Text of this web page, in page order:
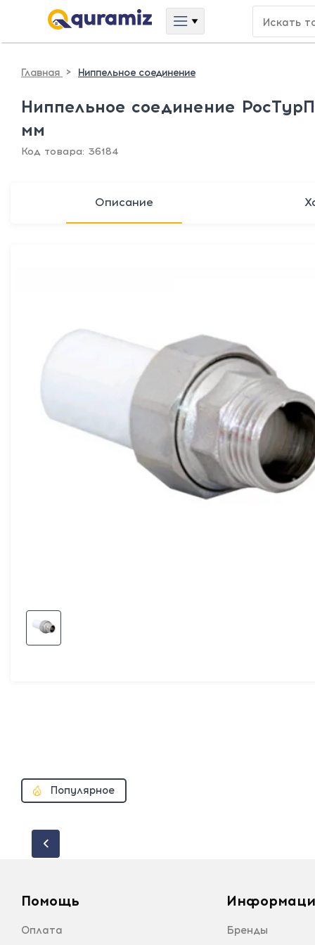
Главная > Ниппельное соединение
Ниппельное соединение
мм
Код товара: 36184
Описание
Популярное
Помощь
Оплата Бренды